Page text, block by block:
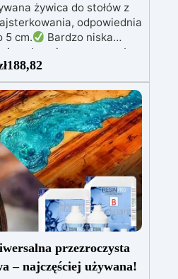
żywica do stołów z
odpowiednia
5 cm.
Bardzo niska
bezpieczną pracę bez
na zarysowania i
UV i wysokiej jakości
lepkość, eliminująca
i zapewniająca gładkie
i nietoksyczna,
certyfikowana do
kontaktu ze skórą.
188,82
przezroczysta
– najczęściej używana!